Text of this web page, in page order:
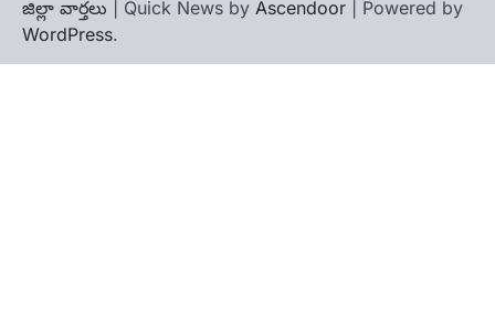
జిల్లా వార్తలు | Quick News by Ascendoor | Powered by
WordPress.